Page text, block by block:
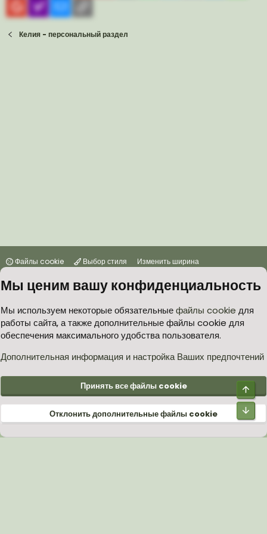
Gmail
yahoomail
Электронная почта
Келия - персональный раздел
Файлы cookie Выбор стиля Изменить ширина
Условия и правила
Политика в отношении обработки персональных данных
Согласие на обработку персональных данных
Помощь Главная
R
Community platform by XenForo ® © 2010-2026 XenForo Ltd.
Мы ценим вашу конфиденциальность
Мы используем некоторые обязательныефайлы cookie для
работы сайта, а также дополнительные файлы cookie для
обеспечения максимального удобства пользователя.
Дополнительная информация и настройка Ваших предпочтений
Принять все файлы cookie
Отклонить дополнительные файлы cookie